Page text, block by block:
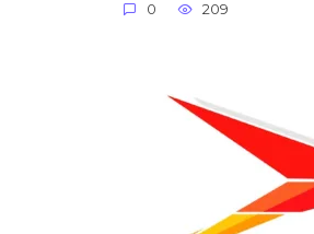
0 209